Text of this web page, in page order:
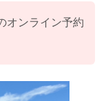
オンライン予約